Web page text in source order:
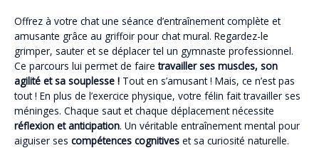
Offrez à votre chat une séance d’entraînement complète et
amusante grâce au griffoir pour chat mural. Regardez-le
grimper, sauter et se déplacer tel un gymnaste professionnel.
Ce parcours lui permet de fairetravailler ses muscles, son
agilité et sa souplesse ! Tout en s’amusant ! Mais, ce n’est pas
tout ! En plus de l’exercice physique, votre félin fait travailler ses
méninges. Chaque saut et chaque déplacement nécessite
réflexion et anticipation. Un véritable entraînement mental pour
aiguiser ses compétences cognitives et sa curiosité naturelle.